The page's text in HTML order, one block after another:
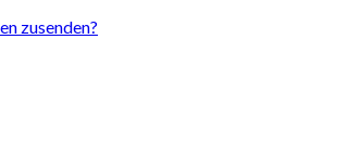
zusenden?